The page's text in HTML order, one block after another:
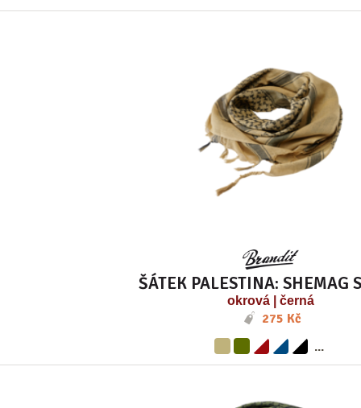
ŠÁTEK PALESTINA: SHEMAG
okrová | černá
275 Kč
...